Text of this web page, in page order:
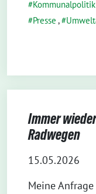
Kommunalpolitik
Presse ,
Immer
Radwegen
15.05.2026
Meine